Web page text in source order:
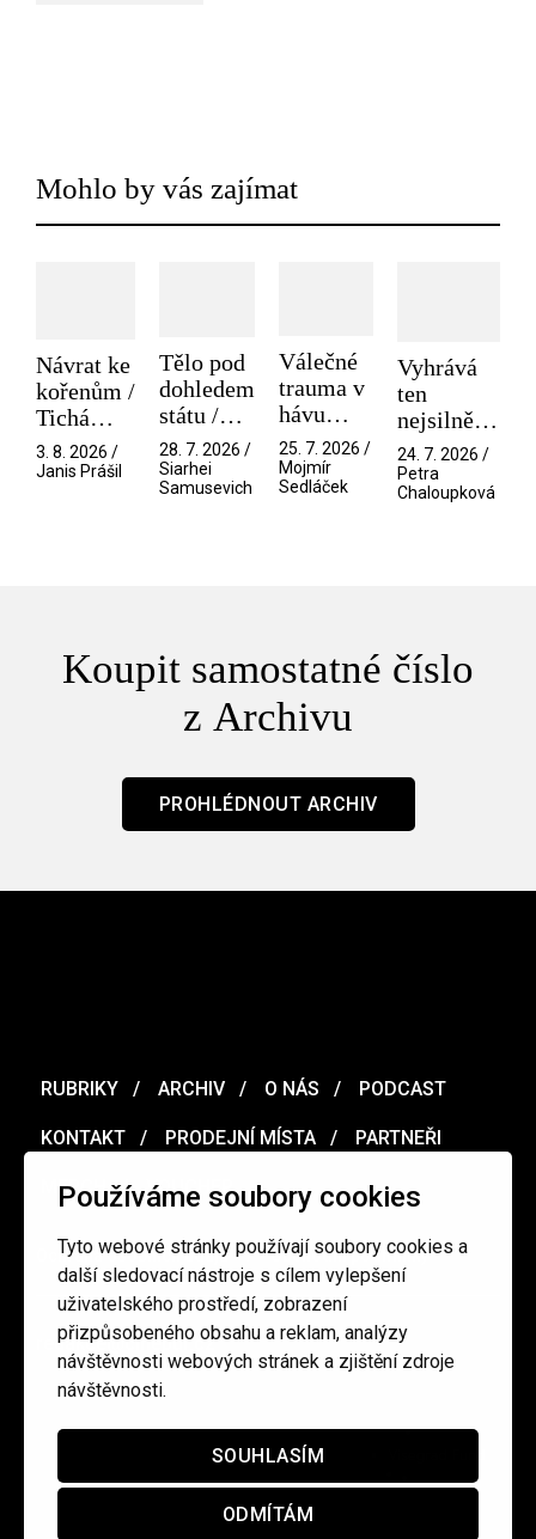
Používáme soubory cookies
Tyto webové stránky používají soubory cookies a
další sledovací nástroje s cílem vylepšení
uživatelského prostředí, zobrazení
přizpůsobeného obsahu a reklam, analýzy
návštěvnosti webových stránek a zjištění zdroje
návštěvnosti.
SOUHLASÍM
ODMÍTÁM
Mohlo by vás zajímat
Návrat ke
kořenům /
Tichá
přítelkyně
3. 8. 2026 /
Janis Prášil
Tělo pod
dohledem
státu /
Pramen
28. 7. 2026 /
Siarhei
Samusevich
Válečné
trauma v
hávu
spektáklu
/ Odyssea
25. 7. 2026 /
Mojmír
Sedláček
Vyhrává
ten
nejsilnější
/ V nitru
manosféry
24. 7. 2026 /
Petra
Chaloupková
Koupit samostatné číslo
z Archivu
PROHLÉDNOUT ARCHIV
RUBRIKY ARCHIV O NÁS PODCAST
KONTAKT PRODEJNÍ MÍSTA PARTNEŘI
MERCH VOUCHER
Ochrana osobních údajů / Obchodní podmínky
redakce@cinepur.cz